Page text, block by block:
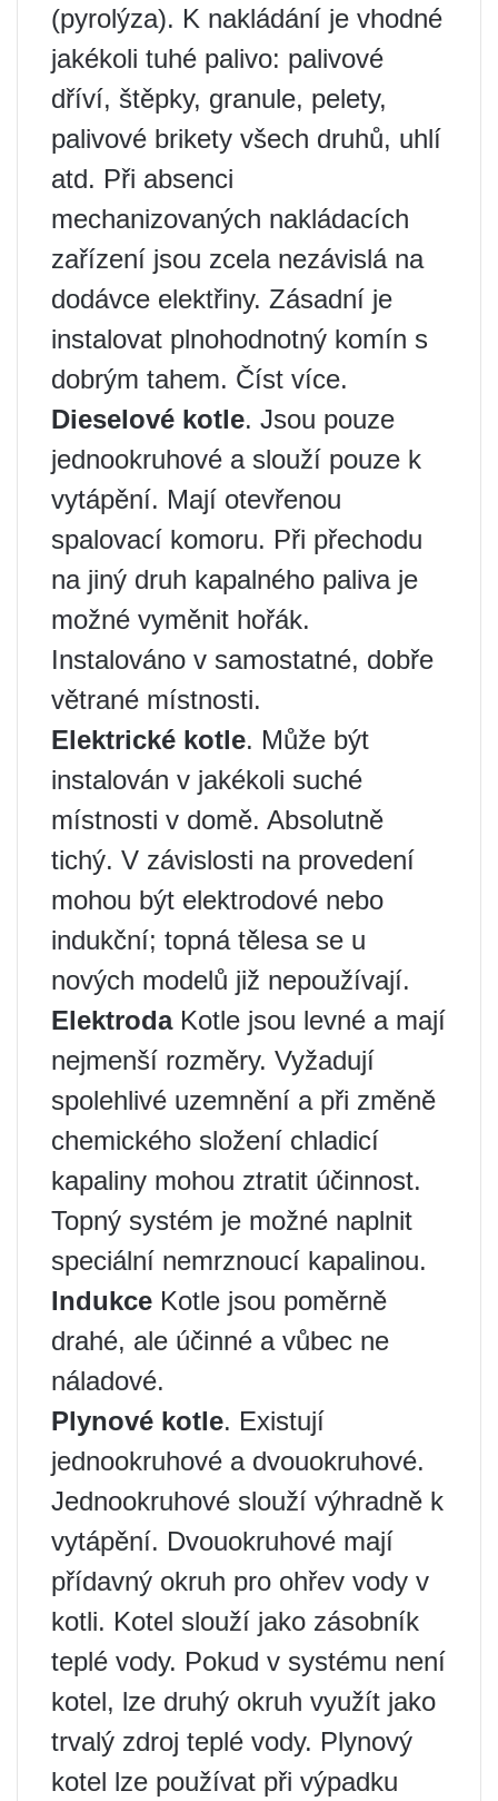
(pyrolýza). K nakládání je vhodné
jakékoli tuhé palivo: palivové
dříví, štěpky, granule, pelety,
palivové brikety všech druhů, uhlí
atd. Při absenci
mechanizovaných nakládacích
zařízení jsou zcela nezávislá na
dodávce elektřiny. Zásadní je
instalovat plnohodnotný komín s
dobrým tahem. Číst více.
Dieselové kotle. Jsou pouze
jednookruhové a slouží pouze k
vytápění. Mají otevřenou
spalovací komoru. Při přechodu
na jiný druh kapalného paliva je
možné vyměnit hořák.
Instalováno v samostatné, dobře
větrané místnosti.
Elektrické kotle. Může být
instalován v jakékoli suché
místnosti v domě. Absolutně
tichý. V závislosti na provedení
mohou být elektrodové nebo
indukční; topná tělesa se u
nových modelů již nepoužívají.
ElektrodaKotle jsou levné a mají
nejmenší rozměry. Vyžadují
spolehlivé uzemnění a při změně
chemického složení chladicí
kapaliny mohou ztratit účinnost.
Topný systém je možné naplnit
speciální nemrznoucí kapalinou.
Indukce Kotle jsou poměrně
drahé, ale účinné a vůbec ne
náladové.
Plynové kotle. Existují
jednookruhové a dvouokruhové.
Jednookruhové slouží výhradně k
vytápění. Dvouokruhové mají
přídavný okruh pro ohřev vody v
kotli. Kotel slouží jako zásobník
teplé vody. Pokud v systému není
kotel, lze druhý okruh využít jako
trvalý zdroj teplé vody. Plynový
kotel lze používat při výpadku